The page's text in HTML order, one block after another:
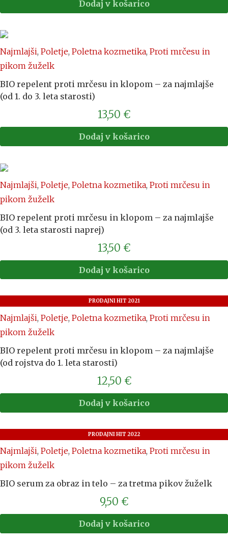
Dodaj v košarico
Najmlajši, Poletje, Poletna kozmetika, Proti mrčesu in
pikom žuželk
BIO repelent proti mrčesu in klopom – za najmlajše
(od 1. do 3. leta starosti)
13,50 €
Dodaj v košarico
Najmlajši, Poletje, Poletna kozmetika, Proti mrčesu in
pikom žuželk
BIO repelent proti mrčesu in klopom – za najmlajše
(od 3. leta starosti naprej)
13,50 €
Dodaj v košarico
PRODAJNI HIT 2021
Najmlajši, Poletje, Poletna kozmetika, Proti mrčesu in
pikom žuželk
BIO repelent proti mrčesu in klopom – za najmlajše
(od rojstva do 1. leta starosti)
12,50 €
Dodaj v košarico
PRODAJNI HIT 2022
Najmlajši, Poletje, Poletna kozmetika, Proti mrčesu in
pikom žuželk
BIO serum za obraz in telo – za tretma pikov žuželk
9,50 €
Dodaj v košarico